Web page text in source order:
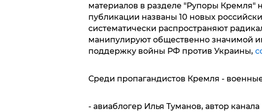
материалов в разделе "Рупоры Кремля"
публикации названы 10 новых
систематически распространяют
манипулируют общественно значимой
поддержку войны РФ против Украины,
Среди пропагандистов Кремля -
- авиаблогер Илья Туманов, автор